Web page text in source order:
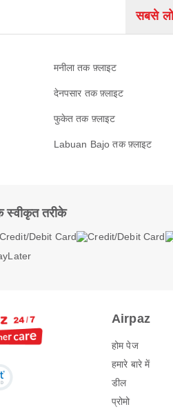
सबसे
मनीला तक फ़्लाइट
देनपसार तक फ़्लाइट
फुकेत तक फ़्लाइट
Labuan Bajo तक फ़्लाइट
तरीके
Airpaz
होम पेज
हमारे बारे में
डील
प्रोमो